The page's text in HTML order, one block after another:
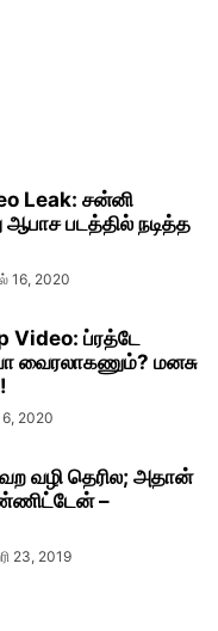
Leak: சன்னி
படத்தில் நடித்த
16, 2020
Video: ப்ரத்டே
வைரலாகணும்? மனசு
6, 2020
வழி தெரில; அதான்
–
23, 2019